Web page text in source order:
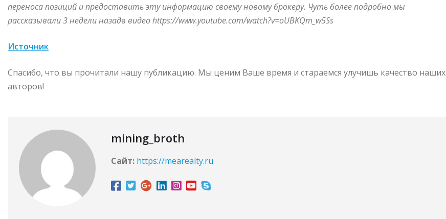
переноса позиций и предоставить эту информацию своему новому брокеру. Чуть более подробно мы
рассказывали 3 недели назадв видео https://www.youtube.com/watch?v=oUBKQm_w5Ss
Источник
Спасибо, что вы прочитали нашу публикацию. Мы ценим Ваше время и стараемся улучишь качество наших
авторов!
mining_broth
Сайт: https://mearealty.ru